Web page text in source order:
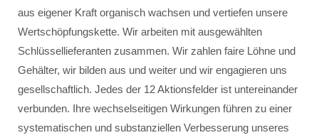
aus eigener Kraft organisch wachsen und vertiefen unsere
Wertschöpfungskette. Wir arbeiten mit ausgewählten
Schlüssellieferanten zusammen. Wir zahlen faire Löhne und
Gehälter, wir bilden aus und weiter und wir engagieren uns
gesellschaftlich. Jedes der 12 Aktionsfelder ist untereinander
verbunden. Ihre wechselseitigen Wirkungen führen zu einer
systematischen und substanziellen Verbesserung unseres